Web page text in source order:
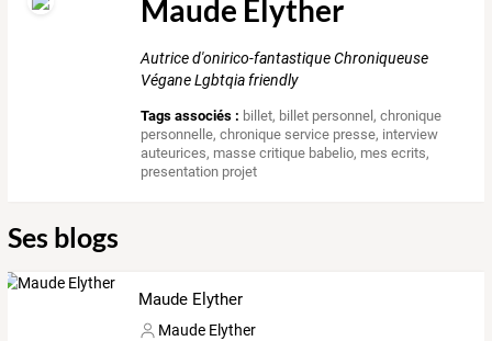
Maude Elyther
Autrice d'onirico-fantastique Chroniqueuse
Végane Lgbtqia friendly
Tags associés : billet, billet personnel,chronique
personnelle,chronique service presse, interview
auteurices, masse critique babelio, mes ecrits,
presentation projet
Ses blogs
Maude Elyther
Maude Elyther